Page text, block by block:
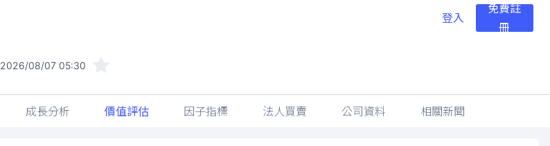
登入
免費註
冊
2026/08/07 05:30
成長分析 價值評估 因子指標 法人買賣 公司資料 相關新聞